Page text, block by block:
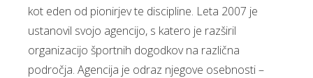
kot eden od pionirjev te discipline. Leta 2007 je
ustanovil svojo agencijo, s katero je razširil
organizacijo športnih dogodkov na različna
področja. Agencija je odraz njegove osebnosti –